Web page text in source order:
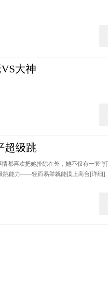
大神
超级跳
都喜欢把她排除在外，她不仅有一套“
跳能力——轻而易举就能摸上高台 [详细]